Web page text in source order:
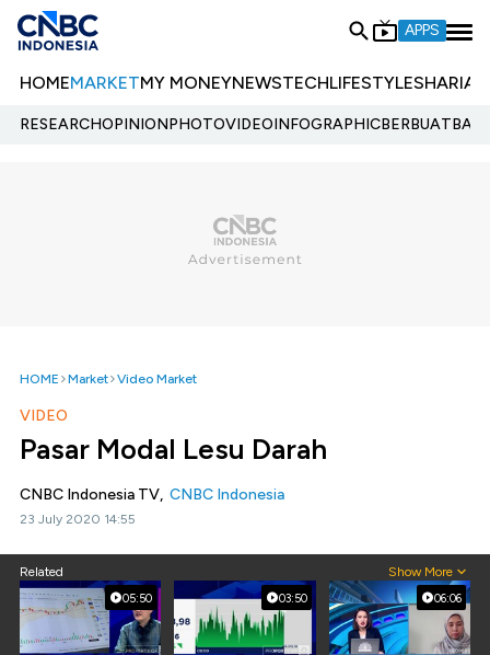
APPS
HOMEMARKETMY MONEYNEWSTECHLIFESTYLESHARIA
RESEARCHOPINIONPHOTOVIDEOINFOGRAPHIC
HOME Market Video Market
VIDEO
Pasar Modal Lesu Darah
CNBC Indonesia TV, CNBC Indonesia
23 July 2020 14:55
Related Show More
05:50 03:50 06:06